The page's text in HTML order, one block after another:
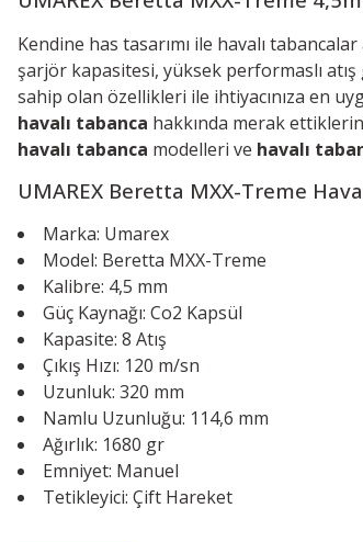
Kendine has tasarımı ile havalı
şarjör kapasitesi, yüksek performaslı
sahip olan özellikleri ile ihtiyacınıza en
havalı tabanca hakkında merak
havalı tabanca modelleri ve havalı
UMAREX Beretta MXX-Treme
Marka: Umarex
Model: Beretta MXX-Treme
Kalibre: 4,5 mm
Güç Kaynağı: Co2 Kapsül
Kapasite: 8 Atış
Çıkış Hızı: 120 m/sn
Uzunluk: 320 mm
Namlu Uzunluğu: 114,6 mm
Ağırlık: 1680 gr
Emniyet: Manuel
Tetikleyici: Çift Hareket